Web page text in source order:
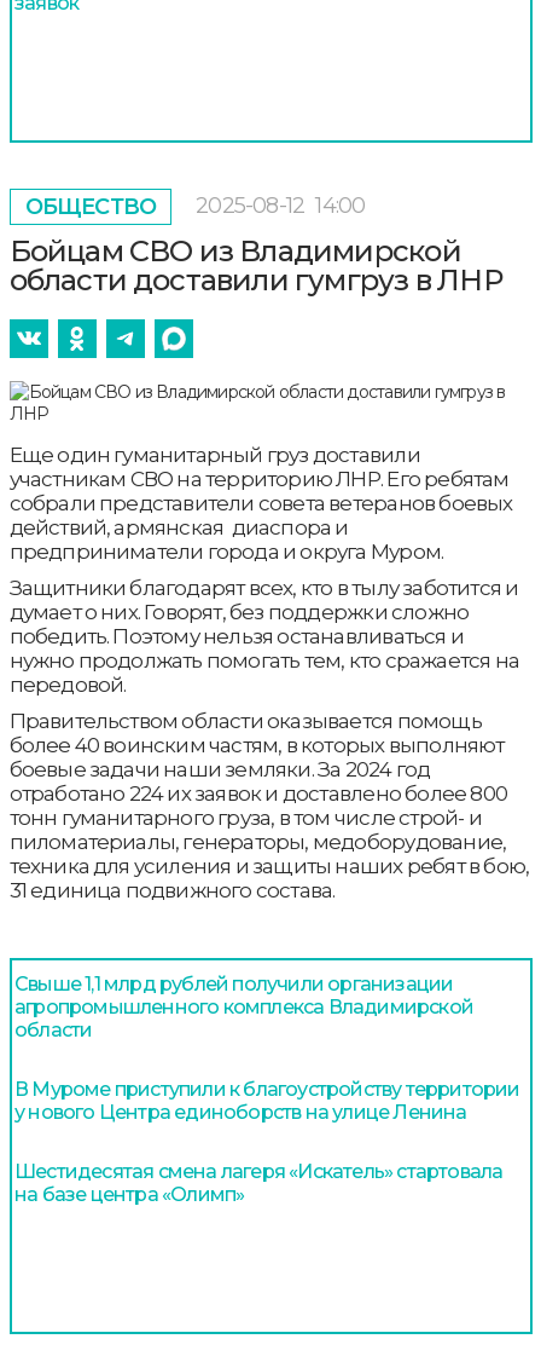
ОБЩЕСТВО 2025-08-12 14:00
Бойцам СВО из Владимирской
области доставили гумгруз в ЛНР
Еще один гуманитарный груз доставили
участникам СВО на территорию ЛНР. Его ребятам
собрали представители совета ветеранов боевых
действий, армянская диаспора и
предприниматели города и округа Муром.
Защитники благодарят всех, кто в тылу заботится и
думает о них. Говорят, без поддержки сложно
победить. Поэтому нельзя останавливаться и
нужно продолжать помогать тем, кто сражается на
передовой.
Правительством области оказывается помощь
более 40 воинским частям, в которых выполняют
боевые задачи наши земляки. За 2024 год
отработано 224 их заявок и доставлено более 800
тонн гуманитарного груза, в том числе строй- и
пиломатериалы, генераторы, медоборудование,
техника для усиления и защиты наших ребят в бою,
31 единица подвижного состава.
Свыше 1,1 млрд рублей получили организации
агропромышленного комплекса Владимирской
области
В Муроме приступили к благоустройству территории
у нового Центра единоборств на улице Ленина
Шестидесятая смена лагеря «Искатель» стартовала
на базе центра «Олимп»